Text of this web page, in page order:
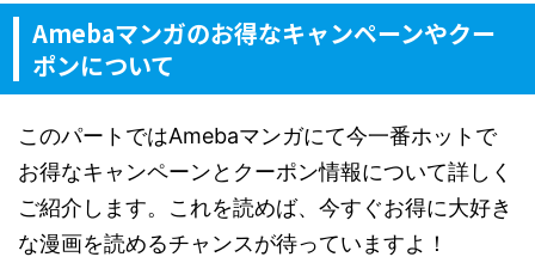
Amebaマンガのお得なキャンペーンやクー
ポンについて
このパートではAmebaマンガにて今一番ホットで
お得なキャンペーンとクーポン情報について詳しく
ご紹介します。これを読めば、今すぐお得に大好き
な漫画を読めるチャンスが待っていますよ！